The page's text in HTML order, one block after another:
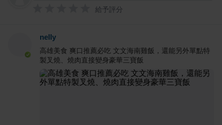
給予評分
nelly
高雄美食 爽口推薦必吃 文文海南雞飯，還能另外單點特
製叉燒、燒肉直接變身豪華三寶飯